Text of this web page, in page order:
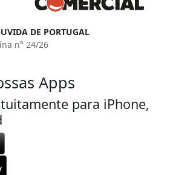
DE PORTUGAL
n° 24/26
Apps
para iPhone,